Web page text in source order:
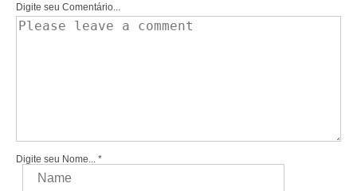
Digite seu Comentário...
Digite seu Nome... *